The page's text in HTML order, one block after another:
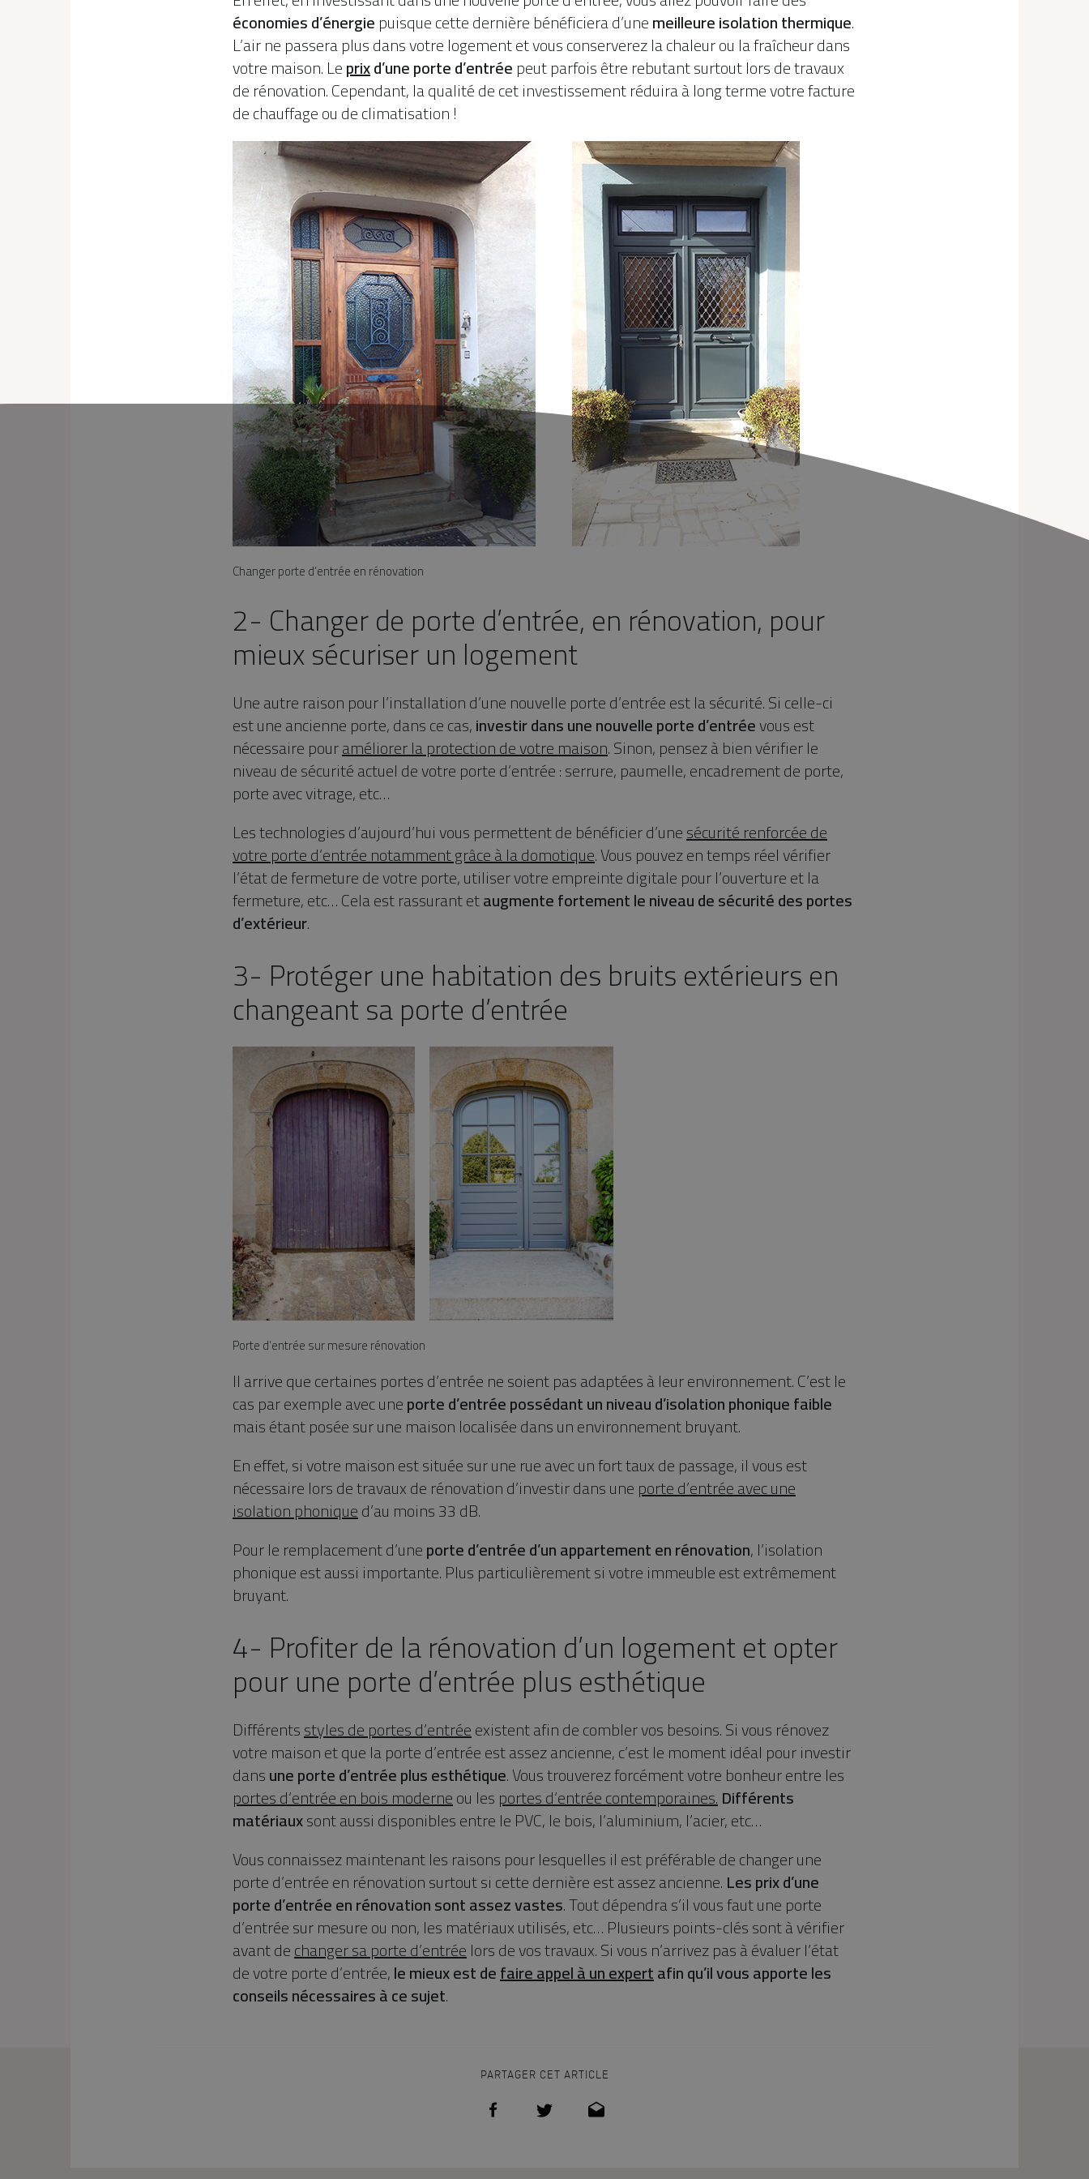
économies d’énergiepuisque cette dernière bénéficiera d’unemeilleure isolation thermique.
L’air ne passera plus dans votre logement et vous conserverez la chaleur ou la fraîcheur dans
votre maison. Leprixd’une porte d’entréepeut parfois être rebutant surtout lors de travaux
de rénovation. Cependant, la qualité de cet investissement réduira à long terme votre facture
de chauffage ou de climatisation !
Changer porte d’entrée en rénovation
2- Changer de porte d’entrée, en rénovation, pour
mieux sécuriser un logement
Une autre raison pour l’installation d’une nouvelle porte d’entrée est la sécurité. Si celle-ci
est une ancienne porte, dans ce cas,investir dans une nouvelle porte d’entréevous est
nécessaire pouraméliorer la protection de votre maison. Sinon, pensez à bien vérifier le
niveau de sécurité actuel de votre porte d’entrée : serrure, paumelle, encadrement de porte,
porte avec vitrage, etc…
Les technologies d’aujourd’hui vous permettent de bénéficier d’unesécurité renforcée de
votre porte d’entrée notamment grâce à la domotique. Vous pouvez en temps réel vérifier
l’état de fermeture de votre porte, utiliser votre empreinte digitale pour l’ouverture et la
fermeture, etc… Cela est rassurant etaugmente fortement le niveau de sécurité des portes
d’extérieur.
3- Protéger une habitation des bruits extérieurs en
changeant sa porte d’entrée
Porte d’entrée sur mesure rénovation
Il arrive que certaines portes d’entrée ne soient pas adaptées à leur environnement. C’est le
cas par exemple avec uneporte d’entrée possédant un niveau d’isolation phonique faible
mais étant posée sur une maison localisée dans un environnement bruyant.
En effet, si votre maison est située sur une rue avec un fort taux de passage, il vous est
nécessaire lors de travaux de rénovation d’investir dans uneporte d’entrée avec une
isolation phoniqued’au moins 33 dB.
Pour le remplacement d’uneporte d’entrée d’un appartement en rénovation, l’isolation
phonique est aussi importante. Plus particulièrement si votre immeuble est extrêmement
bruyant.
4- Profiter de la rénovation d’un logement et opter
pour une porte d’entrée plus esthétique
Différentsstyles de portes d’entréeexistent afin de combler vos besoins. Si vous rénovez
votre maison et que la porte d’entrée est assez ancienne, c’est le moment idéal pour investir
dansune porte d’entrée plus esthétique. Vous trouverez forcément votre bonheur entre les
portes d’entrée en bois moderneou lesportes d’entrée contemporaines.Différents
matériauxsont aussi disponibles entre le PVC, le bois, l’aluminium, l’acier, etc…
Vous connaissez maintenant les raisons pour lesquelles il est préférable de changer une
porte d’entrée en rénovation surtout si cette dernière est assez ancienne.Les prix d’une
porte d’entrée en rénovation sont assez vastes. Tout dépendra s’il vous faut une porte
d’entrée sur mesure ou non, les matériaux utilisés, etc… Plusieurs points-clés sont à vérifier
avant dechanger sa porte d’entréelors de vos travaux. Si vous n’arrivez pas à évaluer l’état
de votre porte d’entrée,le mieux est defaire appel à un expertafin qu’il vous apporte les
conseils nécessaires à ce sujet.
PARTAGER CET ARTICLE